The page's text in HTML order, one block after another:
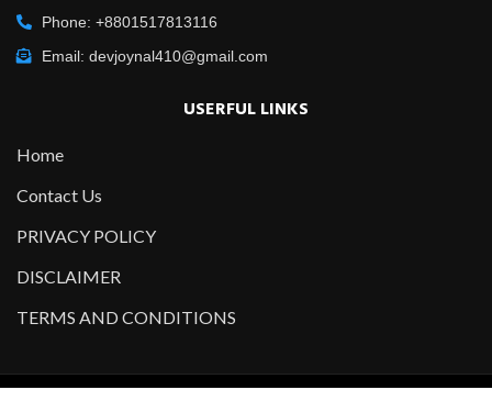
Phone: +8801517813116
Email: devjoynal410@gmail.com
USERFUL LINKS
Home
Contact Us
PRIVACY POLICY
DISCLAIMER
TERMS AND CONDITIONS